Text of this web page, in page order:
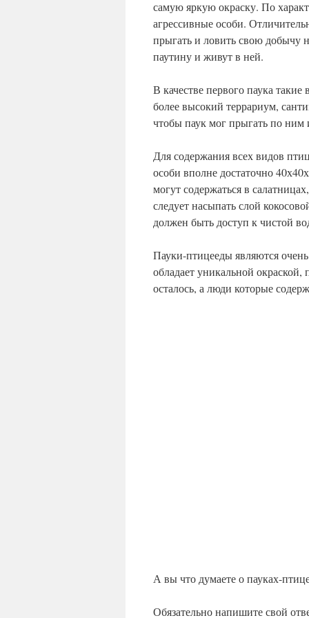
самую яркую окраску. По
агрессивные особи.
прыгать и ловить свою добычу
паутину и живут в ней.
В качестве первого паука
более высокий террариум,
чтобы паук мог прыгать по ним
Для содержания всех видов
особи вполне достаточно
могут содержаться в
следует насыпать слой
должен быть доступ к чистой
Пауки-птицееды являются
обладает уникальной
осталось, а люди которые
А вы что думаете о пауках-
Обязательно напишите свой